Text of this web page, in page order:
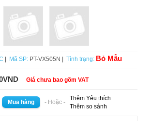
Mã SP: PT-VX505N | Tình trạng: Bỏ Mẫu
Giá chưa bao gồm VAT
- Hoặc -
Thêm Yêu thích
Thêm so sánh